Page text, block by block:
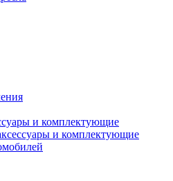
и комплектующие
и комплектующие